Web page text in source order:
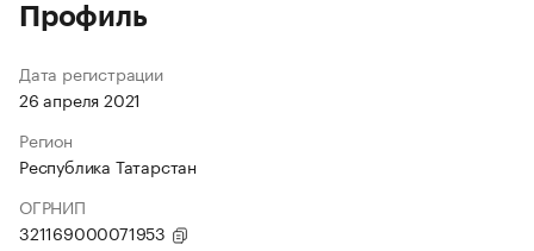
Профиль
Дата регистрации
26 апреля 2021
Регион
Республика Татарстан
ОГРНИП
321169000071953